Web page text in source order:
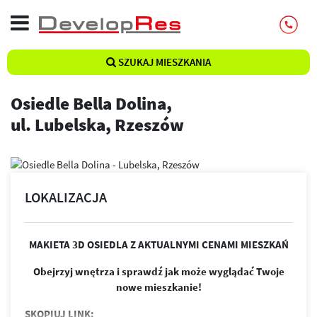
SZUKAJ MIESZKANIA
Osiedle Bella Dolina,
ul. Lubelska, Rzeszów
LOKALIZACJA
MAKIETA 3D OSIEDLA Z AKTUALNYMI CENAMI MIESZKAŃ
Obejrzyj wnętrza i sprawdź jak może wyglądać Twoje
nowe mieszkanie!
SKOPIUJ LINK: